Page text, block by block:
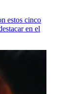
estos cinco
en el